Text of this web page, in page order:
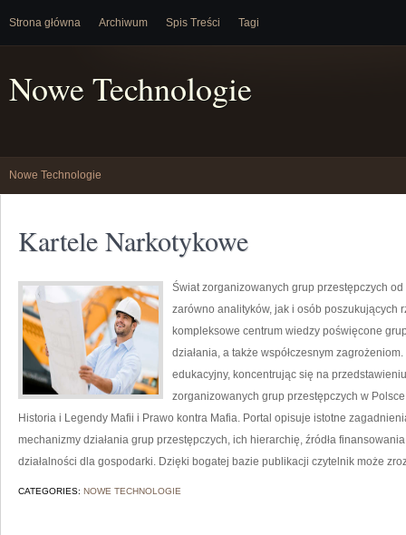
Strona główna Archiwum Spis Treści Tagi
Nowe Technologie
Nowe Technologie
Kartele Narkotykowe
Świat zorganizowanych grup przestępczych
zarówno analityków, jak i osób poszukujących
kompleksowe centrum wiedzy poświęcone
działania, a także współczesnym
edukacyjny, koncentrując się na
zorganizowanych grup przestępczych w
Historia i Legendy Mafii i Prawo kontra Mafia. Portal opisuje istotne
mechanizmy działania grup przestępczych, ich hierarchię, źródła
działalności dla gospodarki. Dzięki bogatej bazie publikacji czytelnik może
CATEGORIES: NOWE TECHNOLOGIE